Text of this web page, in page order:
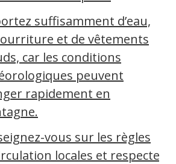
suffisamment d’eau,
et de vêtements
car les conditions
peuvent
rapidement en
vous sur les règles
locales et respectez